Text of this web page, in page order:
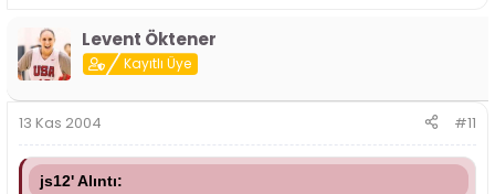
Levent Öktener
Kayıtlı Üye
13 Kas 2004 #11
js12' Alıntı: